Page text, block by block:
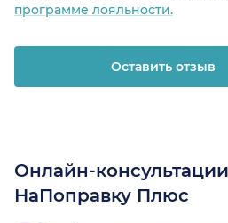
программе лояльности.
Оставить отзыв
Онлайн-
НаПоправку Плюс